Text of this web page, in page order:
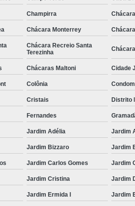
Champirra
Chácara Monterrey
Chácara Recreio Santa
Terezinha
Chácaras Maltoni Cidade
Colônia
Cristais Distrito
Fernandes
Jardim Adélia Jardim
Jardim Bizzaro Jardim
Jardim Carlos Gomes Jardim
Jardim Cristina Jardim
Jardim Ermida I Jardim